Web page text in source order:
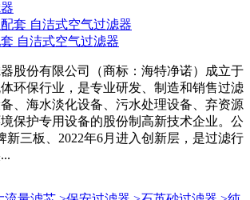
自洁式空气过滤器
股份有限公司（商标：海特净诺）成立于
环保行业，是专业研发、制造和销售过滤
、海水淡化设备、污水处理设备、弃资源
保护专用设备的股份制高新技术企业。公
新三板、2022年6月进入创新层，是过滤行